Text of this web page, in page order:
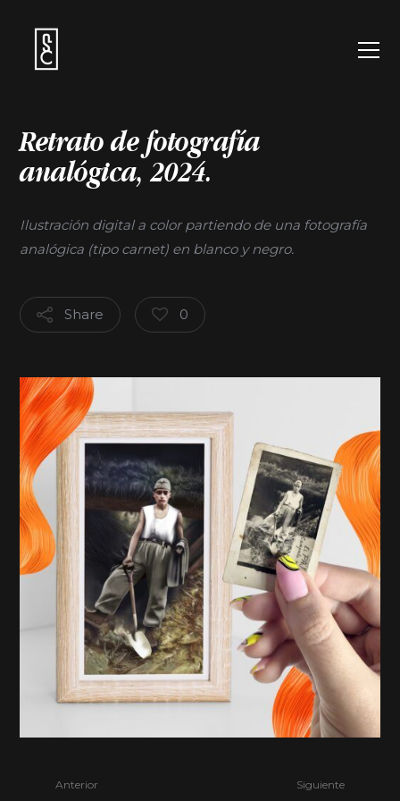
Retrato de fotografía
analógica, 2024.
Ilustración digital a color partiendo de una fotografía
analógica (tipo carnet) en blanco y negro.
Share 0
Anterior Siguiente